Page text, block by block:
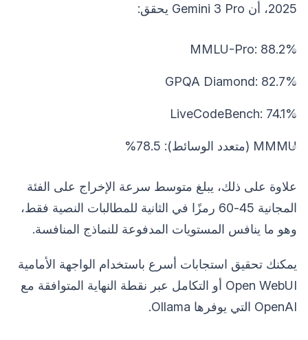
2025، أن Gemini 3 Pro يحقق:
MMLU-Pro: 88.2%
GPQA Diamond: 82.7%
LiveCodeBench: 74.1%
MMMU (متعدد الوسائط): 78.5%
علاوة على ذلك، يبلغ متوسط سرعة الإخراج على الفئة
المجانية 45-60 رمزًا في الثانية للمطالبات النصية فقط،
وهو ما ينافس المستويات المدفوعة للنماذج المنافسة.
يمكنك تحقيق استجابات أسرع باستخدام الواجهة الأمامية
Open WebUI أو التكامل عبر نقطة النهاية المتوافقة مع
OpenAI التي يوفرها Ollama.